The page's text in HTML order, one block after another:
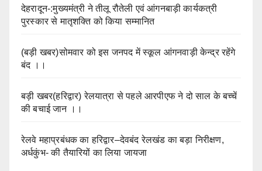
देहरादून-:मुख्यमंत्री ने तीलू रौतेली एवं आंगनबाड़ी कार्यकत्री
पुरस्कार से मातृशक्ति को किया सम्मानित
(बड़ी खबर)सोमवार को इस जनपद में स्कूल आंगनवाड़ी केन्द्र रहेंगे
बंद ।।
बड़ी खबर(हरिद्वार) रेलयात्रा से पहले आरपीएफ ने दो साल के बच्चें
की बचाई जान ।।
रेलवे महाप्रबंधक का हरिद्वार–देवबंद रेलखंड का बड़ा निरीक्षण,
अर्धकुंभ- की तैयारियों का लिया जायजा